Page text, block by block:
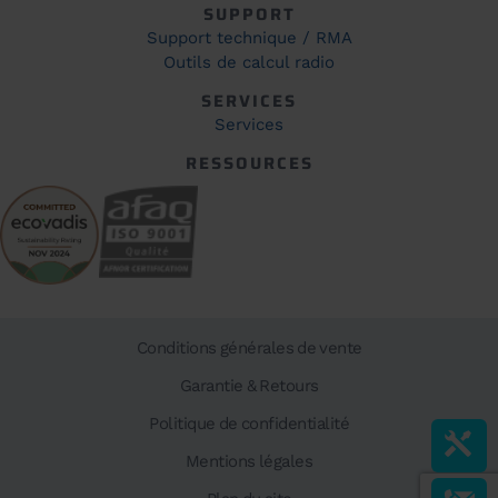
SUPPORT
Support technique / RMA
Outils de calcul radio
SERVICES
Services
RESSOURCES
Conditions générales de vente
Garantie & Retours
Politique de confidentialité
Mentions légales